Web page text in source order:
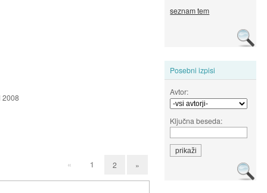
seznam tem
Posebni izpisi
Avtor:
Ključna beseda:
2008
« 1 2 »